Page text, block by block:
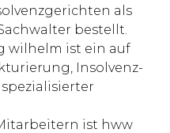
als
bestellt.
wilhelm ist ein auf
Insolvenz-
ist hww